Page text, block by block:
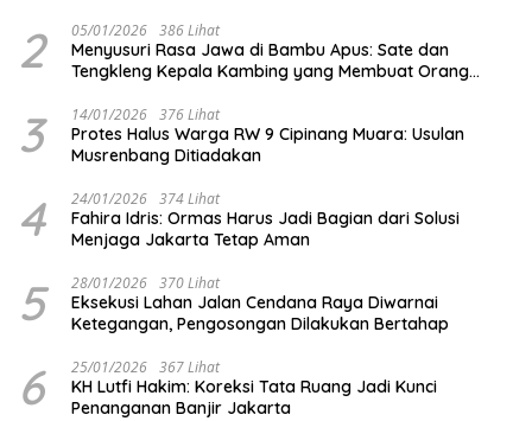
2 05/01/2026 386 Lihat
Menyusuri Rasa Jawa di Bambu Apus: Sate dan
Tengkleng Kepala Kambing yang Membuat Orang
3 14/01/2026 376 Lihat
Protes Halus Warga RW 9 Cipinang Muara: Usulan
Musrenbang Ditiadakan
4 24/01/2026 374 Lihat
Fahira Idris: Ormas Harus Jadi Bagian dari Solusi
Menjaga Jakarta Tetap Aman
5 28/01/2026 370 Lihat
Eksekusi Lahan Jalan Cendana Raya Diwarnai
Ketegangan, Pengosongan Dilakukan Bertahap
6 25/01/2026 367 Lihat
KH Lutfi Hakim: Koreksi Tata Ruang Jadi Kunci
Penanganan Banjir Jakarta